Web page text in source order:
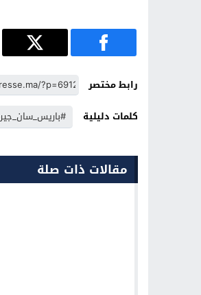
رابط مختصر
كلمات دليلية
مقالات ذات صلة